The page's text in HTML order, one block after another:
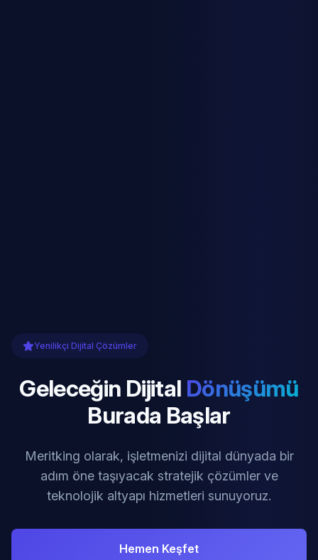
Yenilikçi Dijital Çözümler
Geleceğin Dijital Dönüşümü
Burada Başlar
Meritking olarak, işletmenizi dijital dünyada bir
adım öne taşıyacak stratejik çözümler ve
teknolojik altyapı hizmetleri sunuyoruz.
Hemen Keşfet